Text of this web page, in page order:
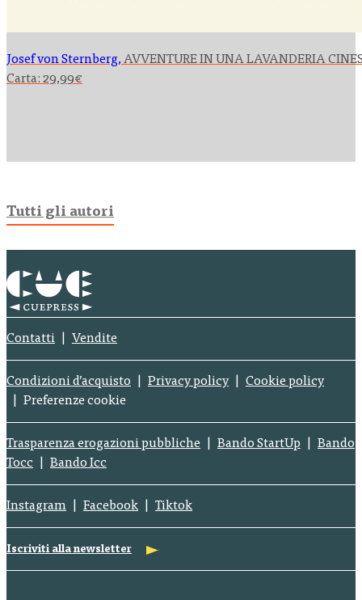
Josef von Sternberg,AVVENTURE IN UNA LAVANDERIA
Carta: 29,99€
Tutti gli autori
Contatti Vendite
Condizioni d’acquisto Privacy policy
Cookie policy
Preferenze cookie
Trasparenza erogazioni pubbliche Bando StartUp
Bando
Tocc
Bando Icc
Instagram Facebook Tiktok
Iscriviti alla newsletter